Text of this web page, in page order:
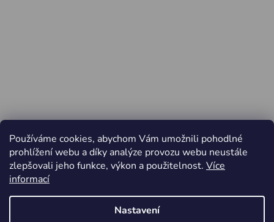
Používáme cookies, abychom Vám umožnili pohodlné
prohlížení webu a díky analýze provozu webu neustále
zlepšovali jeho funkce, výkon a použitelnost. Více
informací
Nastavení